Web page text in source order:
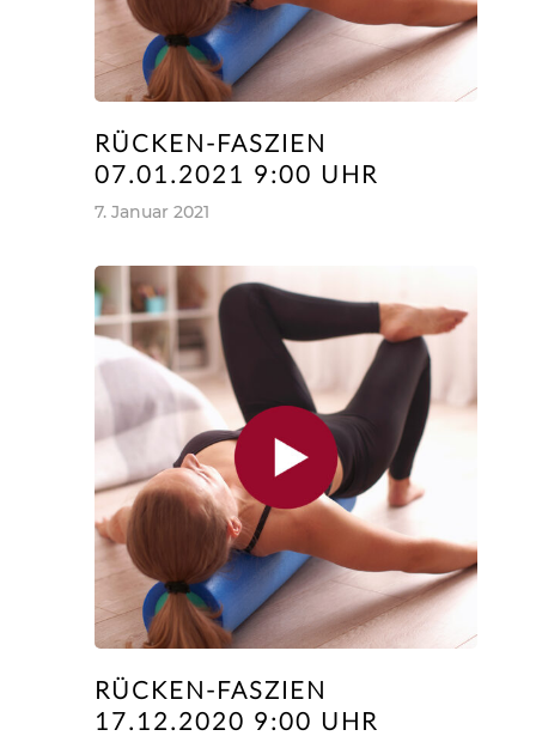
RÜCKEN-FASZIEN
07.01.2021 9:00 UHR
7. Januar 2021
RÜCKEN-FASZIEN
17.12.2020 9:00 UHR